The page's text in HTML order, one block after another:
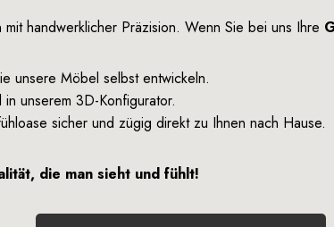
handwerklicher Präzision. Wenn Sie bei uns Ihre
unsere Möbel selbst entwickeln.
unserem 3D-Konfigurator.
sicher und zügig direkt zu Ihnen nach Hause.
die man sieht und fühlt!